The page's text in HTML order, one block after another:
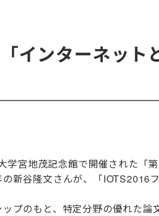
インターネット
宮地茂記念館で開催された「
新谷隆文さんが、「IOTS2016
プのもと、特定分野の優れた